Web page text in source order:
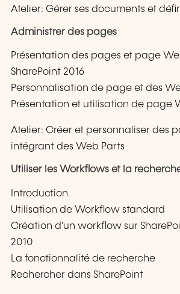
Atelier: Gérer ses documents et
Administrer des pages
Présentation des pages et page
SharePoint 2016
Personnalisation de page et des
Présentation et utilisation de page
Atelier: Créer et personnaliser des
intégrant des Web Parts
Utiliser les Workflows et la
Introduction
Utilisation de Workflow standard
Création d'un workflow sur
2010
La fonctionnalité de recherche
Rechercher dans SharePoint